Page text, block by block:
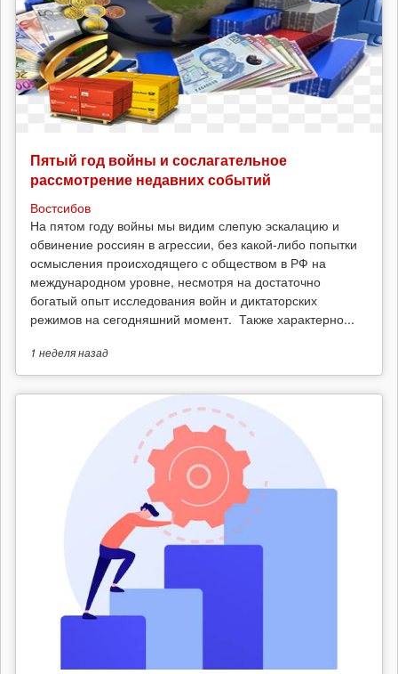
Пятый год войны и сослагательное
рассмотрение недавних событий
Востсибов
На пятом году войны мы видим слепую эскалацию и
обвинение россиян в агрессии, без какой-либо попытки
осмысления происходящего с обществом в РФ на
международном уровне, несмотря на достаточно
богатый опыт исследования войн и диктаторских
режимов на сегодняшний момент. Также характерно...
1 неделяназад